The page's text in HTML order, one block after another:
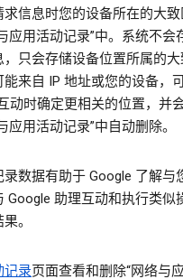
求信息时您的设备所在的大
应用活动记录”中。系统不会
只会存储设备位置所属的
来自 IP 地址或您的设备，
动时确定更相关的位置，并
应用活动记录”中自动删除。
录数据有助于 Google 了解与
Google 助理互动和执行类似
。
记录页面查看和删除“网络与